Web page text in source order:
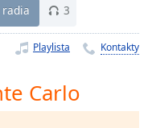
radia 3
Playlista Kontakty
Carlo